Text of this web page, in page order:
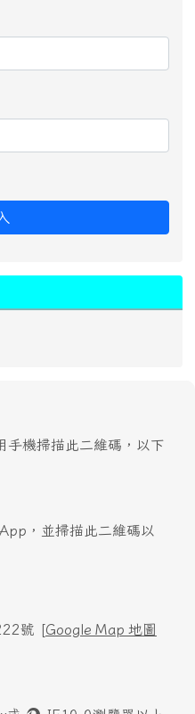
手機掃描此二維碼，以下
，並掃描此二維碼以
號 [Google Map 地圖